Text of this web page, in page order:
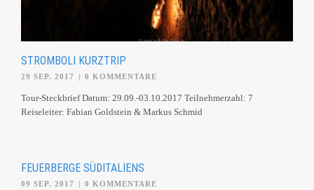
STROMBOLI KURZTRIP
29 SEP. 2017 | 0 KOMMENTARE
Tour-Steckbrief Datum: 29.09.-03.10.2017 Teilnehmerzahl: 7
Reiseleiter: Fabian Goldstein & Markus Schmid
FEUERBERGE SÜDITALIENS
09 SEP. 2017 | 0 KOMMENTARE